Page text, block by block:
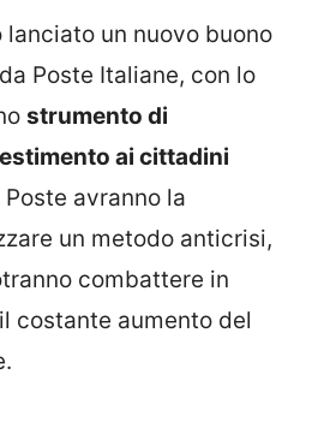
un nuovo buono
Poste Italiane, con lo
strumento di
ai cittadini
avranno la
un metodo anticrisi,
combattere in
costante aumento del